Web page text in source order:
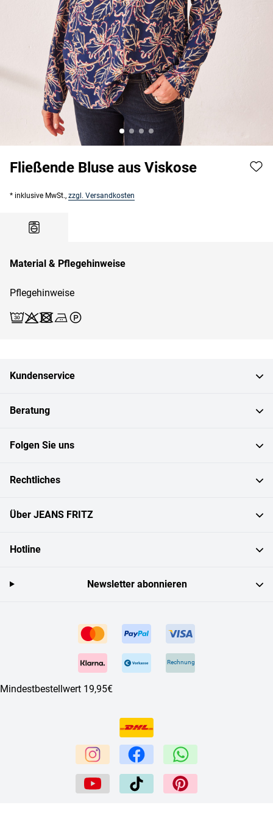
Fließende Bluse aus Viskose
* inklusive MwSt., zzgl. Versandkosten
Material & Pflegehinweise
Pflegehinweise
Kundenservice
Beratung
Folgen Sie uns
Rechtliches
Über JEANS FRITZ
Hotline
Rechnung
Mindestbestellwert 19,95€
Newsletter abonnieren